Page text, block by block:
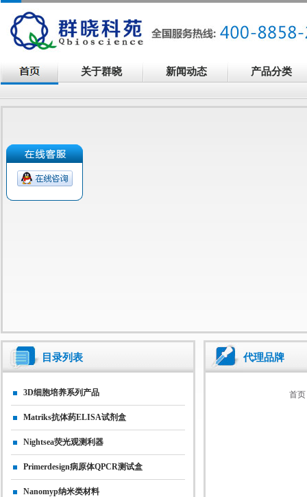
关于群晓 新闻动态 产品分类
目录列表
3D细胞培养系列产品
Matriks抗体药ELISA试剂盒
Nightsea荧光观测利器
Primerdesign病原体qPCR测试盒
Nanomyp纳米类材料
代理品牌
首页